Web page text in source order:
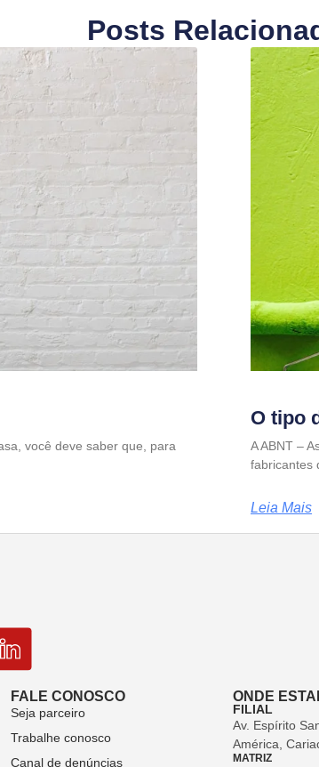
Posts
você deve saber que, para
O tipo
A ABNT –
fabricantes
Leia Mais
FALE CONOSCO
Seja parceiro
Trabalhe conosco
Canal de denúncias
ONDE
FILIAL
Av. Espírito
América,
MATRIZ